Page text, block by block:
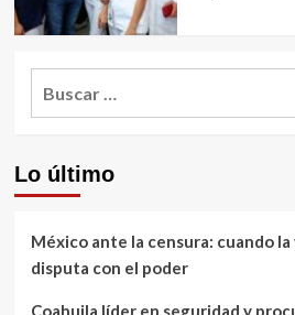
Lo último
México ante la censura: cuando
disputa con el poder
Coahuila líder en seguridad y